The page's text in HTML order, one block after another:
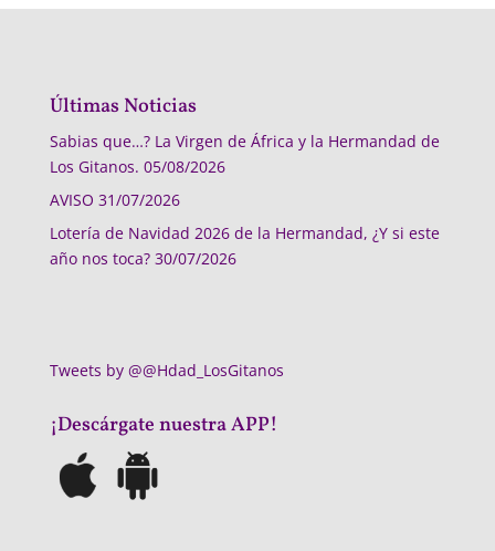
Últimas Noticias
Sabias que…? La Virgen de África y la Hermandad de
Los Gitanos. 05/08/2026
AVISO 31/07/2026
Lotería de Navidad 2026 de la Hermandad, ¿Y si este
año nos toca? 30/07/2026
Tweets by @@Hdad_LosGitanos
¡Descárgate nuestra APP!